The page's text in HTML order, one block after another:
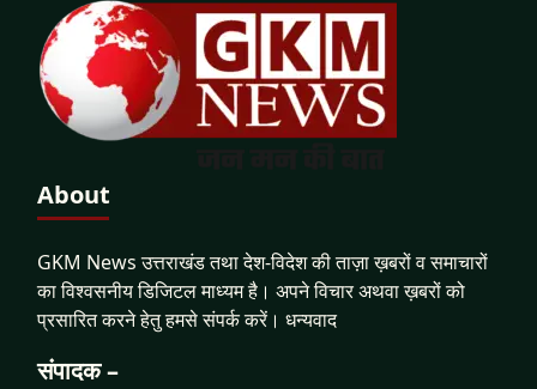
About
GKM News उत्तराखंड तथा देश-विदेश की ताज़ा ख़बरों व समाचारों
का विश्वसनीय डिजिटल माध्यम है। अपने विचार अथवा ख़बरों को
प्रसारित करने हेतु हमसे संपर्क करें। धन्यवाद
संपादक –